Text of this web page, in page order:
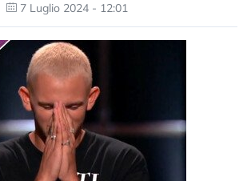
7 Luglio 2024 - 12:01